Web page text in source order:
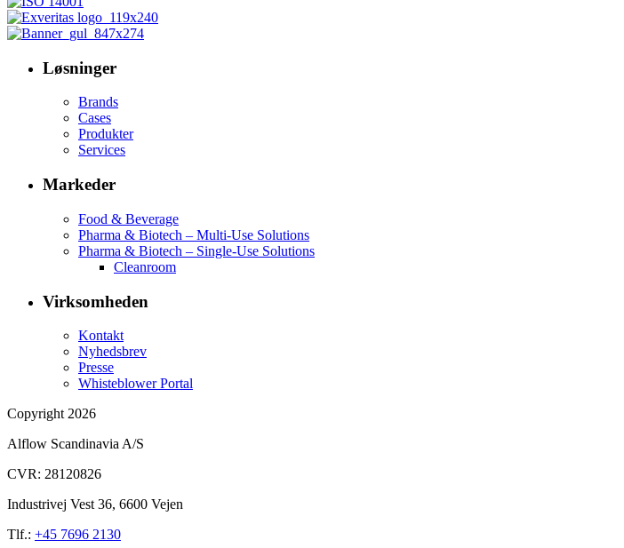
Løsninger
Brands
Cases
Produkter
Services
Markeder
Food & Beverage
Pharma & Biotech – Multi-Use Solutions
Pharma & Biotech – Single-Use Solutions
Cleanroom
Virksomheden
Kontakt
Nyhedsbrev
Presse
Whisteblower Portal
Copyright 2026
Alflow Scandinavia A/S
CVR: 28120826
Industrivej Vest 36, 6600 Vejen
Tlf.: +45 7696 2130